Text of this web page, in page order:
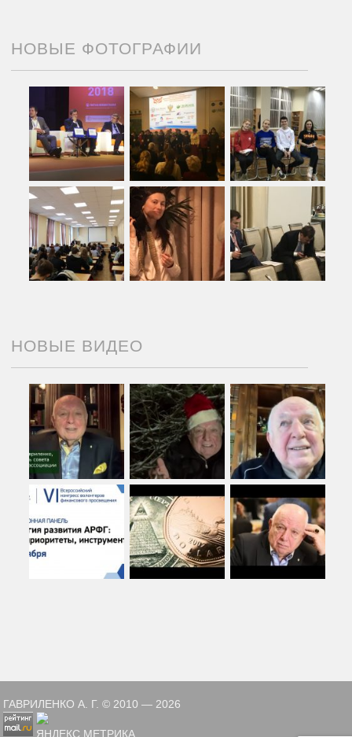
НОВЫЕ ФОТОГРАФИИ
НОВЫЕ ВИДЕО
ГАВРИЛЕНКО А. Г. © 2010 — 2026